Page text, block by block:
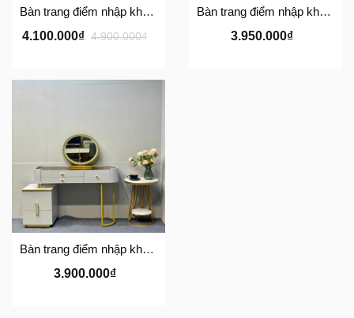
Bàn trang điểm nhập khẩu A04
4.100.000₫ 4.900.000₫
Bàn trang điểm nhập khẩu A02
3.950.000₫
Bàn trang điểm nhập khẩu A01
3.900.000₫